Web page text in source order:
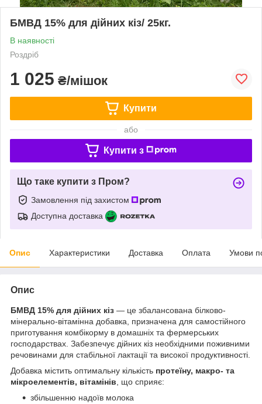
БМВД 15% для дійних кіз/ 25кг.
В наявності
Роздріб
1 025 ₴/мішок
Купити
або
Купити з
Що таке купити з Пром?
Замовлення під захистом
Доступна доставка
Опис Характеристики Доставка Оплата Умови
Опис
БМВД 15% для дійних кіз — це збалансована білково-
мінерально-вітамінна добавка, призначена для самостійного
приготування комбікорму в домашніх та фермерських
господарствах. Забезпечує дійних кіз необхідними поживними
речовинами для стабільної лактації та високої продуктивності.
Добавка містить оптимальну кількість протеїну, макро- та
мікроелементів, вітамінів , що сприяє:
збільшенню надоїв молока